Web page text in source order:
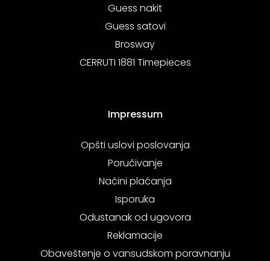
Guess nakit
Guess satovi
Brosway
CERRUTI 1881 Timepieces
Impressum
Opšti uslovi poslovanja
Poručivanje
Načini plaćanja
Isporuka
Odustanak od ugovora
Reklamacije
Obaveštenje o vansudskom poravnanju